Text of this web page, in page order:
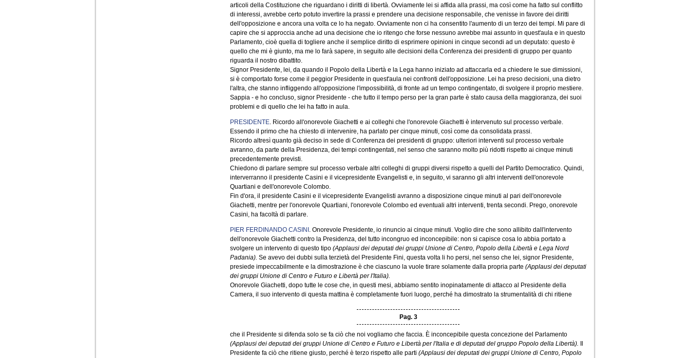
articoli della Costituzione che riguardano i diritti di libertà. Ovviamente lei si affida alla prassi, ma così come ha fatto sul conflitto
di interessi, avrebbe certo potuto invertire la prassi e prendere una decisione responsabile, che venisse in favore dei diritti
dell'opposizione e ancora una volta ce lo ha negato. Ovviamente non ci ha consentito l'aumento di un terzo dei tempi. Mi pare di
capire che si approccia anche ad una decisione che io ritengo che forse nessuno avrebbe mai assunto in quest'aula e in questo
Parlamento, cioè quella di togliere anche il semplice diritto di esprimere opinioni in cinque secondi ad un deputato: questo è
quello che mi è giunto, ma me lo farà sapere, in seguito alle decisioni della Conferenza dei presidenti di gruppo per quanto
riguarda il nostro dibattito.
Signor Presidente, lei, da quando il Popolo della Libertà e la Lega hanno iniziato ad attaccarla ed a chiedere le sue dimissioni,
si è comportato forse come il peggior Presidente in quest'aula nei confronti dell'opposizione. Lei ha preso decisioni, una dietro
l'altra, che stanno infliggendo all'opposizione l'impossibilità, di fronte ad un tempo contingentato, di svolgere il proprio mestiere.
Sappia - e ho concluso, signor Presidente - che tutto il tempo perso per la gran parte è stato causa della maggioranza, dei suoi
problemi e di quello che lei ha fatto in aula.
PRESIDENTE. Ricordo all'onorevole Giachetti e ai colleghi che l'onorevole Giachetti è intervenuto sul processo verbale.
Essendo il primo che ha chiesto di intervenire, ha parlato per cinque minuti, così come da consolidata prassi.
Ricordo altresì quanto già deciso in sede di Conferenza dei presidenti di gruppo: ulteriori interventi sul processo verbale
avranno, da parte della Presidenza, dei tempi contingentati, nel senso che saranno molto più ridotti rispetto ai cinque minuti
precedentemente previsti.
Chiedono di parlare sempre sul processo verbale altri colleghi di gruppi diversi rispetto a quelli del Partito Democratico. Quindi,
interverranno il presidente Casini e il vicepresidente Evangelisti e, in seguito, vi saranno gli altri interventi dell'onorevole
Quartiani e dell'onorevole Colombo.
Fin d'ora, il presidente Casini e il vicepresidente Evangelisti avranno a disposizione cinque minuti al pari dell'onorevole
Giachetti, mentre per l'onorevole Quartiani, l'onorevole Colombo ed eventuali altri interventi, trenta secondi. Prego, onorevole
Casini, ha facoltà di parlare.
PIER FERDINANDO CASINI . Onorevole Presidente, io rinuncio ai cinque minuti. Voglio dire che sono allibito dall'intervento
dell'onorevole Giachetti contro la Presidenza, del tutto incongruo ed inconcepibile: non si capisce cosa lo abbia portato a
svolgere un intervento di questo tipo (Applausi dei deputati dei gruppi Unione di Centro, Popolo della Libertà e Lega Nord
Padania). Se avevo dei dubbi sulla terzietà del Presidente Fini, questa volta li ho persi, nel senso che lei, signor Presidente,
presiede impeccabilmente e la dimostrazione è che ciascuno la vuole tirare solamente dalla propria parte (Applausi dei deputati
dei gruppi Unione di Centro e Futuro e Libertà per l'Italia).
Onorevole Giachetti, dopo tutte le cose che, in questi mesi, abbiamo sentito inopinatamente di attacco al Presidente della
Camera, il suo intervento di questa mattina è completamente fuori luogo, perché ha dimostrato la strumentalità di chi ritiene
Pag. 3
che il Presidente si difenda solo se fa ciò che noi vogliamo che faccia. È inconcepibile questa concezione del Parlamento
(Applausi dei deputati dei gruppi Unione di Centro e Futuro e Libertà per l'Italia e di deputati del gruppo Popolo della Libertà).
Presidente fa ciò che ritiene giusto, perché è terzo rispetto alle parti (Applausi dei deputati dei gruppi Unione di Centro, Popolo